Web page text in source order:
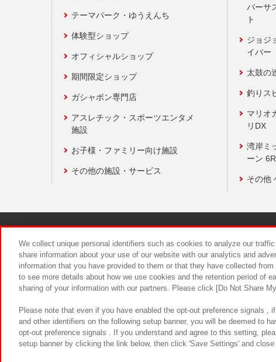
テーマパーク・ゆうえんち
体験型ショップ
オフィシャルショップ
期間限定ショップ
ガシャポン専門店
アスレチック・スポーツエンタメ
施設
お子様・ファミリー向け施設
その他の施設・サービス
バーサ
ト
ジョジ
イバー
太鼓の
釣りス
マリオ
リDX
湾岸ミ
ーン
その他
食品のご提供
We collect unique personal identifiers such as cookies to analyze our
share information about your use of our website with our analytics and
information that you have provided to them or that they have collected
to see more details about how we use cookies and the retention period of
sharing of your information with our partners. Please click [Do Not Share
Please note that even if you have enabled the opt-out preference signals ,
and other identifiers on the following setup banner, you will be deemed to
opt-out preference signals . If you understand and agree to this setting,
setup banner by clicking the link below, then click 'Save Settings' and close